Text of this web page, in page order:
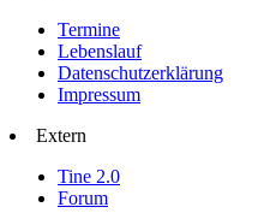
Termine
Lebenslauf
Datenschutzerklärung
Impressum
Extern
Tine 2.0
Forum